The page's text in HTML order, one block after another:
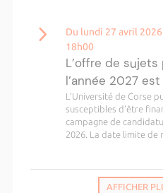
Du lundi 27 avril
18h00
L’offre de
l’année 2027
L’Université de Corse
susceptibles d’être
campagne de
2026. La date limite de
AFFICHER